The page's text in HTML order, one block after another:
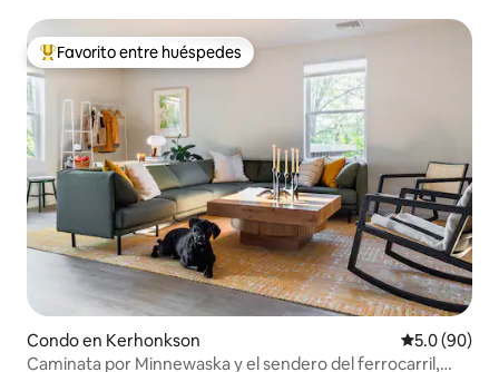
Favorito entre huéspedes preferido
Favorito entre huéspedes
Condo en Kerhonkson Calificación
5.0 (90)
Caminata por Minnewaska y el sendero del ferrocarril,